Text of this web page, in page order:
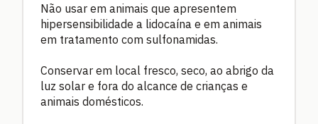
Não usar em animais que apresentem
hipersensibilidade a lidocaína e em animais
em tratamento com sulfonamidas.
Conservar em local fresco, seco, ao abrigo da
luz solar e fora do alcance de crianças e
animais domésticos.